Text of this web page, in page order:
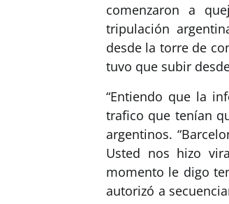
comenzaron a
tripulación
desde la torre de
tuvo que subir
“Entiendo que la
trafico que tenían
argentinos.
Usted nos hizo
momento le digo
autorizó a